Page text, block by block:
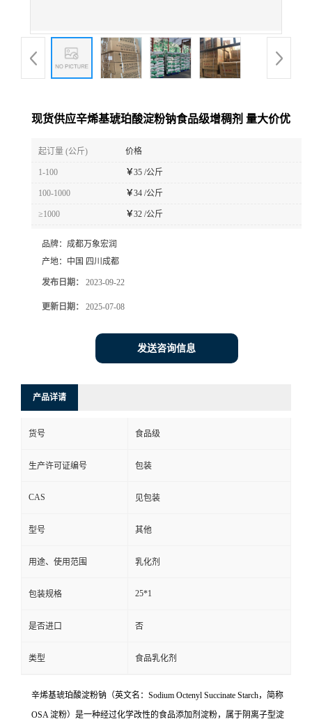
现货供应辛烯基琥珀酸淀粉钠食品级增稠剂 量大价优
起订量 (公斤) 价格
1-100 ￥35 /公斤
100-1000 ￥34 /公斤
≥1000 ￥32 /公斤
品牌： 成都万象宏润
产地： 中国 四川成都
发布日期： 2023-09-22
更新日期： 2025-07-08
发送咨询信息
产品详请
货号 食品级
生产许可证编号 包装
CAS 见包装
型号 其他
用途、使用范围 乳化剂
包装规格 25*1
是否进口 否
类型 食品乳化剂
辛烯基琥珀酸淀粉钠（英文名：Sodium Octenyl Succinate Starch，简称
OSA 淀粉）是一种经过化学改性的食品添加剂淀粉，属于阴离子型淀